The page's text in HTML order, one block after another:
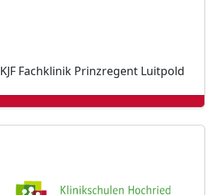
KJF Fachklinik Prinzregent Luitpold